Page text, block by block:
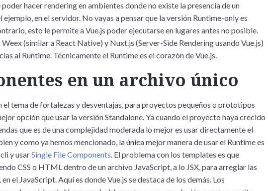
hacer rendering en ambientes donde no existe la presencia de un
ejemplo, en el servidor. No vayas a pensar que la versión Runtime-only es
esto le permite a Vue.js poder ejecutarse en lugares antes no posible.
(similar a React Native) y Nuxt.js (Server-Side Rendering usando Vue.js)
al Runtime. Técnicamente el Runtime es el corazón de Vue.js.
en un archivo único
el tema de fortalezas y desventajas, para proyectos pequeños o prototipos
opción que usar la versión Standalone. Ya cuando el proyecto haya crecido
que es de una complejidad moderada lo mejor es usar directamente el
y como ya hemos mencionado, laúnicamejor manera de usar el Runtime es
y usarSingle File Components. El problema con los templates es que
CSS o HTML dentro de un archivo JavaScript, a lo JSX, para arreglar las
el JavaScript. Aquí es donde Vue.js se destaca de los demás. Los